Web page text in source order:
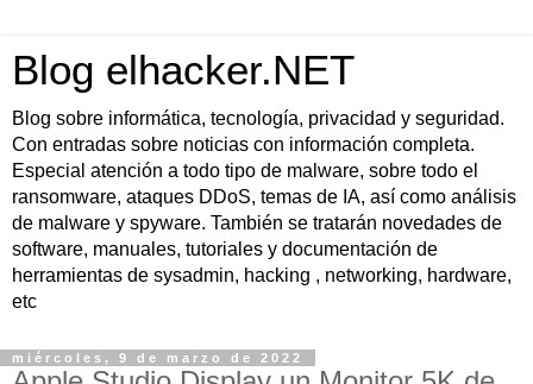
Blog elhacker.NET
Blog sobre informática, tecnología, privacidad y seguridad.
Con entradas sobre noticias con información completa.
Especial atención a todo tipo de malware, sobre todo el
ransomware, ataques DDoS, temas de IA, así como análisis
de malware y spyware. También se tratarán novedades de
software, manuales, tutoriales y documentación de
herramientas de sysadmin, hacking , networking, hardware,
etc
miércoles, 9 de marzo de 2022